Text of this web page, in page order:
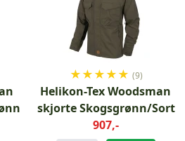
★★★★★ (9)
Helikon-Tex Woodsman
skjorte Skogsgrønn/Sort
907,-